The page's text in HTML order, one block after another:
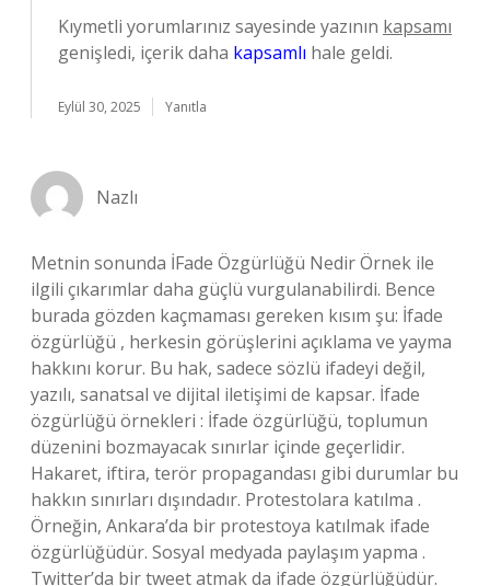
Kıymetli yorumlarınız sayesinde yazının kapsamı
genişledi, içerik daha kapsamlı hale geldi.
Eylül 30, 2025 Yanıtla
Nazlı
Metnin sonunda İFade Özgürlüğü Nedir Örnek ile
ilgili çıkarımlar daha güçlü vurgulanabilirdi. Bence
burada gözden kaçmaması gereken kısım şu: İfade
özgürlüğü , herkesin görüşlerini açıklama ve yayma
hakkını korur. Bu hak, sadece sözlü ifadeyi değil,
yazılı, sanatsal ve dijital iletişimi de kapsar. İfade
özgürlüğü örnekleri : İfade özgürlüğü, toplumun
düzenini bozmayacak sınırlar içinde geçerlidir.
Hakaret, iftira, terör propagandası gibi durumlar bu
hakkın sınırları dışındadır. Protestolara katılma .
Örneğin, Ankara’da bir protestoya katılmak ifade
özgürlüğüdür. Sosyal medyada paylaşım yapma .
Twitter’da bir tweet atmak da ifade özgürlüğüdür.